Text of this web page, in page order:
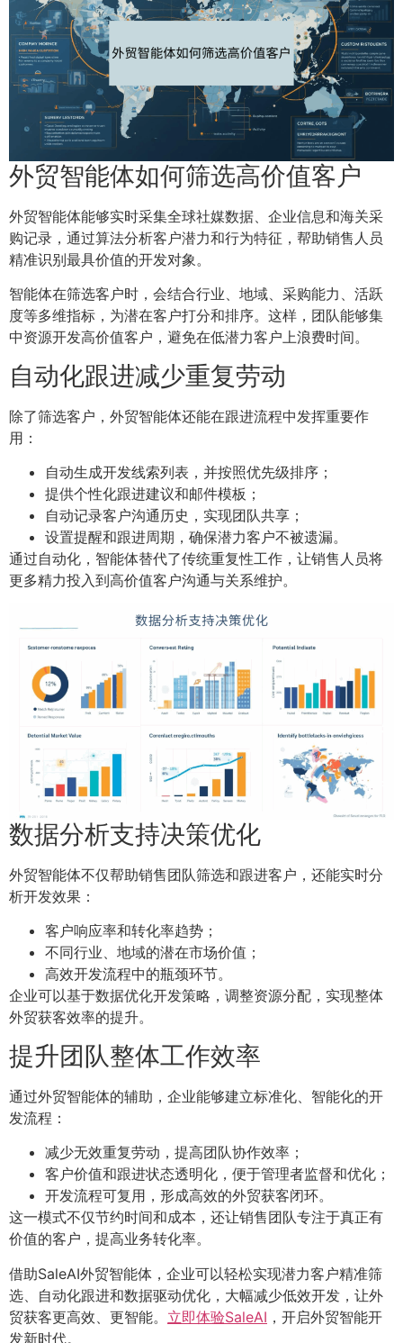
外贸智能体如何筛选高价值客户
外贸智能体能够实时采集全球社媒数据、企业信息和海关采
购记录，通过算法分析客户潜力和行为特征，帮助销售人员
精准识别最具价值的开发对象。
智能体在筛选客户时，会结合行业、地域、采购能力、活跃
度等多维指标，为潜在客户打分和排序。这样，团队能够集
中资源开发高价值客户，避免在低潜力客户上浪费时间。
自动化跟进减少重复劳动
除了筛选客户，外贸智能体还能在跟进流程中发挥重要作
用：
自动生成开发线索列表，并按照优先级排序；
提供个性化跟进建议和邮件模板；
自动记录客户沟通历史，实现团队共享；
设置提醒和跟进周期，确保潜力客户不被遗漏。
通过自动化，智能体替代了传统重复性工作，让销售人员将
更多精力投入到高价值客户沟通与关系维护。
数据分析支持决策优化
外贸智能体不仅帮助销售团队筛选和跟进客户，还能实时分
析开发效果：
客户响应率和转化率趋势；
不同行业、地域的潜在市场价值；
高效开发流程中的瓶颈环节。
企业可以基于数据优化开发策略，调整资源分配，实现整体
外贸获客效率的提升。
提升团队整体工作效率
通过外贸智能体的辅助，企业能够建立标准化、智能化的开
发流程：
减少无效重复劳动，提高团队协作效率；
客户价值和跟进状态透明化，便于管理者监督和优化；
开发流程可复用，形成高效的外贸获客闭环。
这一模式不仅节约时间和成本，还让销售团队专注于真正有
价值的客户，提高业务转化率。
借助SaleAI外贸智能体，企业可以轻松实现潜力客户精准筛
选、自动化跟进和数据驱动优化，大幅减少低效开发，让外
贸获客更高效、更智能。 立即体验SaleAI ，开启外贸智能开
发新时代。